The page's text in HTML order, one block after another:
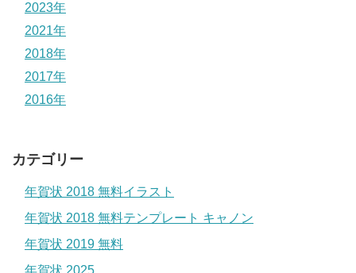
2023年
2021年
2018年
2017年
2016年
カテゴリー
年賀状 2018 無料イラスト
年賀状 2018 無料テンプレート キャノン
年賀状 2019 無料
年賀状 2025